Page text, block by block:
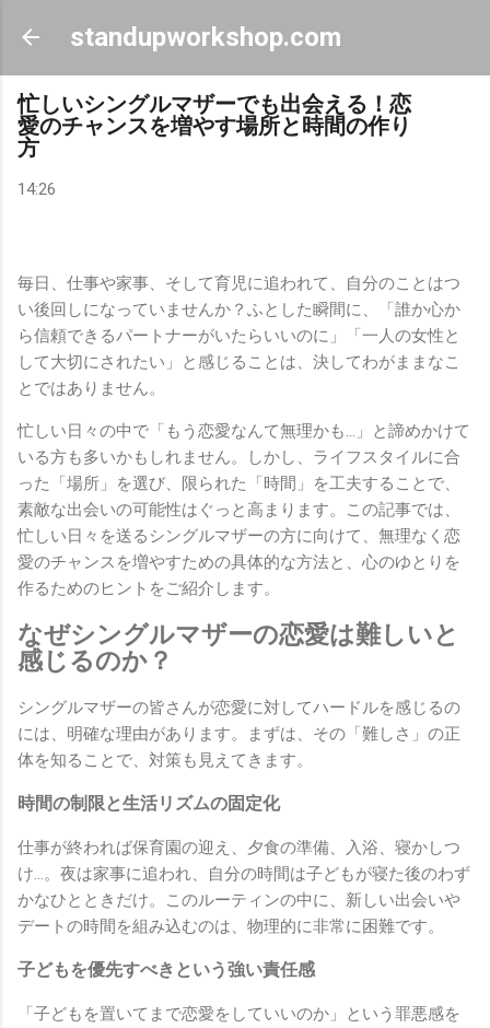
スキップしてメイン コンテンツに移動
standupworkshop.com
忙しいシングルマザーでも出会える！恋
愛のチャンスを増やす場所と時間の作り
方
14:26
毎日、仕事や家事、そして育児に追われて、自分のことはつ
い後回しになっていませんか？ふとした瞬間に、「誰か心か
ら信頼できるパートナーがいたらいいのに」「一人の女性と
して大切にされたい」と感じることは、決してわがままなこ
とではありません。
忙しい日々の中で「もう恋愛なんて無理かも…」と諦めかけて
いる方も多いかもしれません。しかし、ライフスタイルに合
った「場所」を選び、限られた「時間」を工夫することで、
素敵な出会いの可能性はぐっと高まります。この記事では、
忙しい日々を送るシングルマザーの方に向けて、無理なく恋
愛のチャンスを増やすための具体的な方法と、心のゆとりを
作るためのヒントをご紹介します。
なぜシングルマザーの恋愛は難しいと
感じるのか？
シングルマザーの皆さんが恋愛に対してハードルを感じるの
には、明確な理由があります。まずは、その「難しさ」の正
体を知ることで、対策も見えてきます。
時間の制限と生活リズムの固定化
仕事が終われば保育園の迎え、夕食の準備、入浴、寝かしつ
け…。夜は家事に追われ、自分の時間は子どもが寝た後のわず
かなひとときだけ。このルーティンの中に、新しい出会いや
デートの時間を組み込むのは、物理的に非常に困難です。
子どもを優先すべきという強い責任感
「子どもを置いてまで恋愛をしていいのか」という罪悪感を